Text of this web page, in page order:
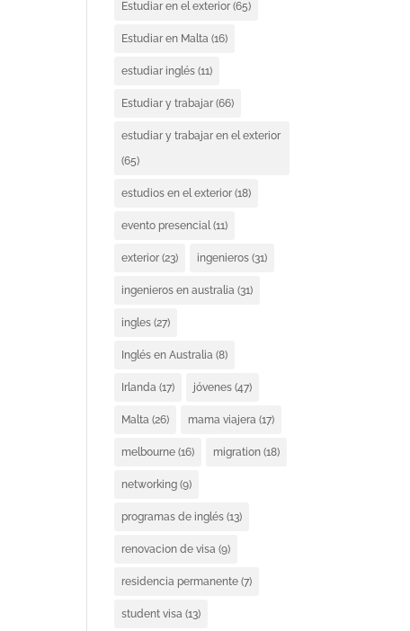
Estudiar en el exterior (65)
Estudiar en Malta (16)
estudiar inglés (11)
Estudiar y trabajar (66)
estudiar y trabajar en el exterior
(65)
estudios en el exterior (18)
evento presencial(11)
exterior (23) ingenieros (31)
ingenieros en australia (31)
ingles (27)
Inglés en Australia (8)
Irlanda (17) jóvenes (47)
Malta (26) mama viajera (17)
melbourne (16) migration (18)
networking (9)
programas de inglés (13)
renovacion de visa (9)
residencia permanente (7)
student visa (13)